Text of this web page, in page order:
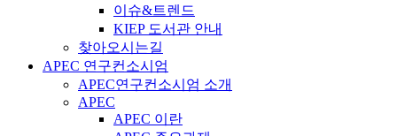
이슈&트렌드
KIEP 도서관 안내
찾아오시는길
APEC 연구컨소시엄
APEC연구컨소시엄 소개
APEC
APEC 이란